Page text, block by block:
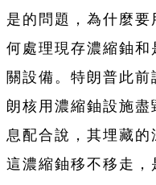
是的問題，為什麼
何處理現存濃縮鈾和
關設備。特朗普此
朗核用濃縮鈾設施
息配合說，其埋藏的
這濃縮鈾移不移走